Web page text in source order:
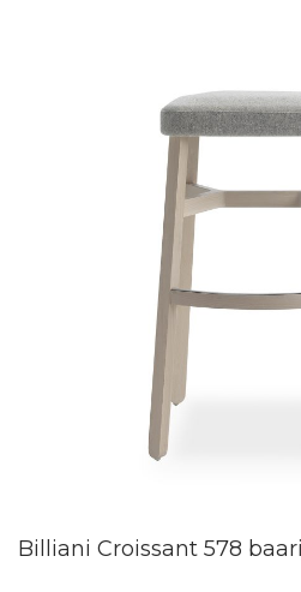
Billiani Croissant 578